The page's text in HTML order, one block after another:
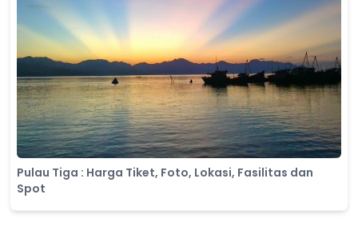
​Pulau Tiga : Harga Tiket, Foto, Lokasi, Fasilitas dan
Spot